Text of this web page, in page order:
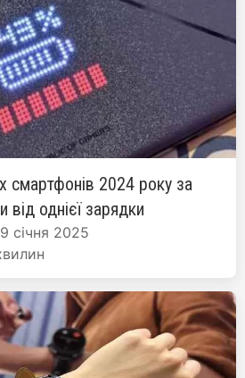
смартфонів 2024 року за
однієї зарядки
січня 2025